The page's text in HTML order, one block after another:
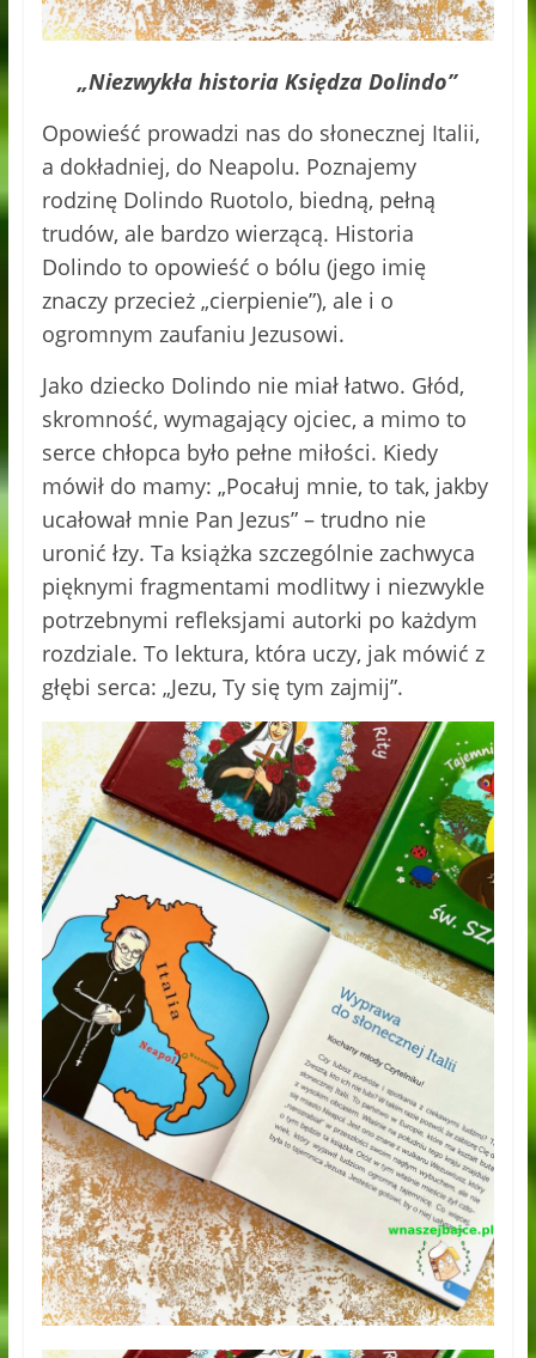
„Niezwykła historia Księdza Dolindo”
Opowieść prowadzi nas do słonecznej Italii,
a dokładniej, do Neapolu. Poznajemy
rodzinę Dolindo Ruotolo, biedną, pełną
trudów, ale bardzo wierzącą. Historia
Dolindo to opowieść o bólu (jego imię
znaczy przecież „cierpienie”), ale i o
ogromnym zaufaniu Jezusowi.
Jako dziecko Dolindo nie miał łatwo. Głód,
skromność, wymagający ojciec, a mimo to
serce chłopca było pełne miłości. Kiedy
mówił do mamy: „Pocałuj mnie, to tak, jakby
ucałował mnie Pan Jezus” – trudno nie
uronić łzy. Ta książka szczególnie zachwyca
pięknymi fragmentami modlitwy i niezwykle
potrzebnymi refleksjami autorki po każdym
rozdziale. To lektura, która uczy, jak mówić z
głębi serca: „Jezu, Ty się tym zajmij”.